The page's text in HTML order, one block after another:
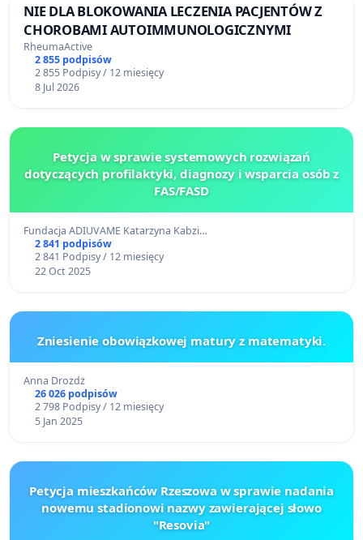
NIE DLA BLOKOWANIA LECZENIA PACJENTÓW Z
CHOROBAMI AUTOIMMUNOLOGICZNYMI
RheumaActive
2 855 podpisów
2 855 Podpisy / 12 miesięcy
8 Jul 2026
Petycja w sprawie systemowych rozwiązań
dotyczących profilaktyki, diagnozy i wsparcia osób z
FAS/FASD
Fundacja ADIUVAME Katarzyna Kabzi…
2 841 podpisów
2 841 Podpisy / 12 miesięcy
22 Oct 2025
Zniesienie obowiązkowej matury z matematyki.
Anna Drożdż
26 026 podpisów
2 798 Podpisy / 12 miesięcy
5 Jan 2025
Petycja mieszkańców Rzeszowa w sprawie nadania
nowemu stadionowi nazwy zawierającej słowo
"Resovia"